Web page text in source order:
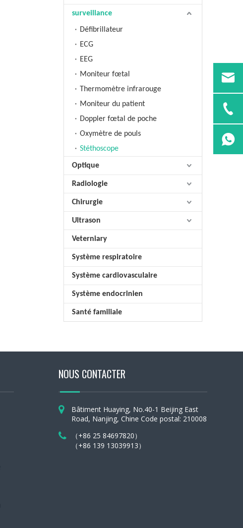
surveillance
Défibrillateur
ECG
EEG
Moniteur fœtal
Thermomètre infrarouge
Moniteur du patient
Doppler fœtal de poche
Oxymètre de pouls
Stéthoscope
Optique
Radiologie
Chirurgie
Ultrason
Veterniary
Système respiratoire
Système cardiovasculaire
Système endocrinien
Santé familiale
NOUS CONTACTER
Bâtiment Huaying, No.40-1 Beijing East
Road, Nanjing, Chine Code postal: 210008
（+86 25 84697820）
（+86 139 13039913）